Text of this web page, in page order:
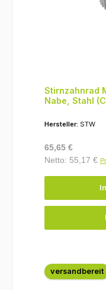
Stirnzahnrad
Nabe, Stahl
Hersteller: STW
Regulärer Preis:
65,65 €
Netto: 55,17 €
versandbereit